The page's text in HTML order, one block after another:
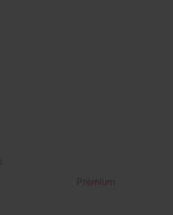
Premium